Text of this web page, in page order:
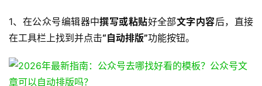
1、在公众号编辑器中撰写或粘贴好全部文字内容后，直接
在工具栏上找到并点击“自动排版”功能按钮。